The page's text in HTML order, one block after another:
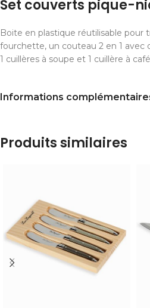
Set couverts pique-
Boite en plastique réutilisable pour
fourchette, un couteau 2 en 1 avec
1 cuillères à soupe et 1 cuillère à
Informations
Produits similaires